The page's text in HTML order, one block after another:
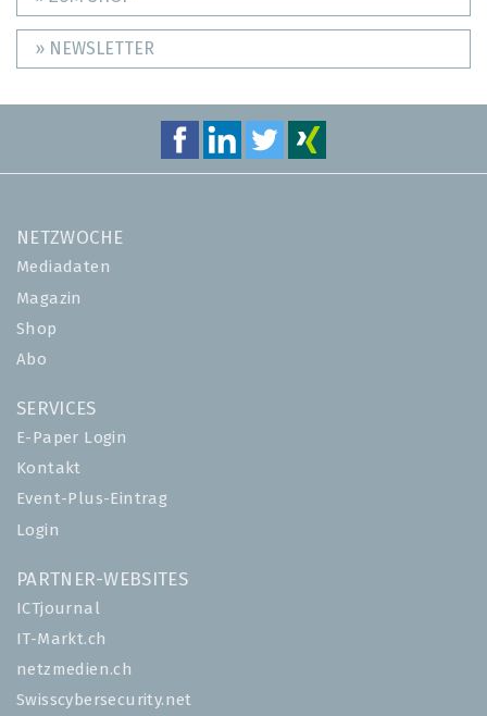
» NEWSLETTER
NETZWOCHE
Mediadaten
Magazin
Shop
Abo
SERVICES
E-Paper Login
Kontakt
Event-Plus-Eintrag
Login
PARTNER-WEBSITES
ICTjournal
IT-Markt.ch
netzmedien.ch
Swisscybersecurity.net